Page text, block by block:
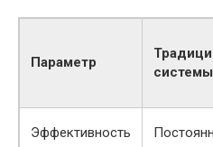
Параметр
системы
Эффективность